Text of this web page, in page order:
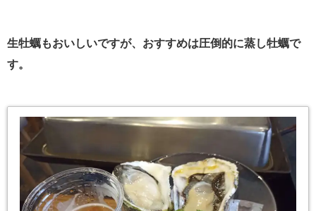
生牡蠣もおいしいですが、おすすめは圧倒的に蒸し牡蠣で
す。